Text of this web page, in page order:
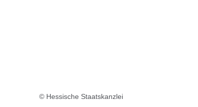
© Hessische Staatskanzlei